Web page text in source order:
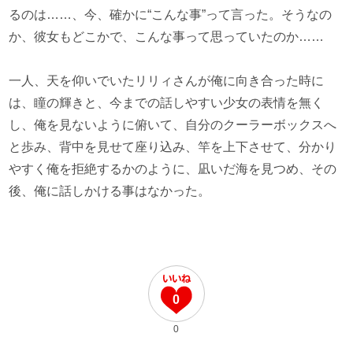
るのは……、今、確かに“こんな事”って言った。そうなの
か、彼女もどこかで、こんな事って思っていたのか……
一人、天を仰いでいたリリィさんが俺に向き合った時に
は、瞳の輝きと、今までの話しやすい少女の表情を無く
し、俺を見ないように俯いて、自分のクーラーボックスへ
と歩み、背中を見せて座り込み、竿を上下させて、分かり
やすく俺を拒絶するかのように、凪いだ海を見つめ、その
後、俺に話しかける事はなかった。
0
0